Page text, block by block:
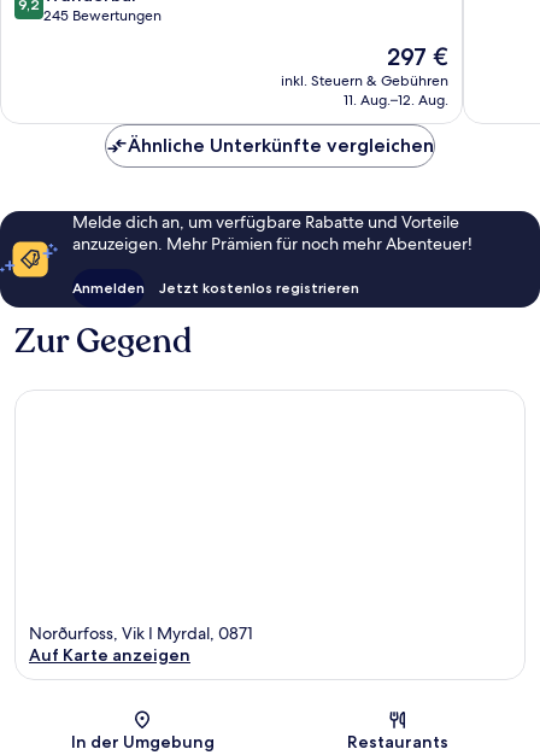
von
9,2
245 Bewertungen
Der
Preis
beträgt
297 €
inkl. Steuern & Gebühren
11. Aug.–12. Aug.
Ähnliche Unterkünfte vergleichen
Melde dich an, um verfügbare Rabatte und Vorteile
anzuzeigen. Mehr Prämien für noch mehr Abenteuer!
Anmelden Jetzt kostenlos registrieren
Zur Gegend
Norðurfoss, Vik I Myrdal, 0871
Auf Karte anzeigen
In der Umgebung Restaurants